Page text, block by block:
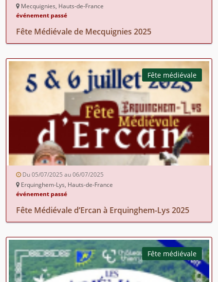
Mecquignies, Hauts-de-France
événement passé
Fête Médiévale de Mecquignies 2025
Fête médiévale
Du 05/07/2025 au 06/07/2025
Erquinghem-Lys, Hauts-de-France
événement passé
Fête Médiévale d’Ercan à Erquinghem-Lys 2025
Fête médiévale